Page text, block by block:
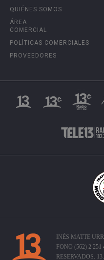
QUIÉNES SOMOS
ÁREA
COMERCIAL
POLÍTICAS COMERCIALES
PROVEEDORES
INÉS MATTE
FONO (562) 2
RESERVADOS.